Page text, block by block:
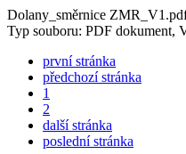
Dolany_směrnice
Typ souboru: PDF dokument,
první stránka
předchozí stránka
1
2
další stránka
poslední stránka